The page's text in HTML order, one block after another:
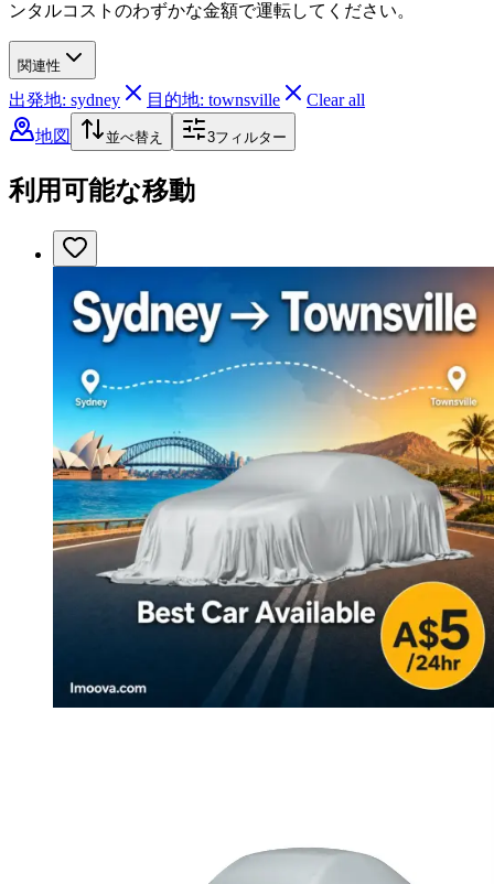
ンタルコストのわずかな金額で運転してください。
関連性
出発地: sydney 目的地: townsville
Clear all
地図
並べ替え 3フィルター
利用可能な移動